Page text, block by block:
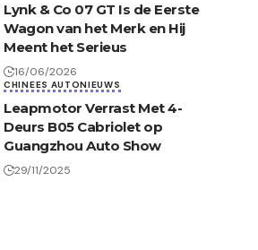
Lynk & Co 07 GT Is de Eerste
Wagon van het Merk en Hij
Meent het Serieus
16/06/2026
CHINEES AUTONIEUWS
Leapmotor Verrast Met 4-
Deurs B05 Cabriolet op
Guangzhou Auto Show
29/11/2025